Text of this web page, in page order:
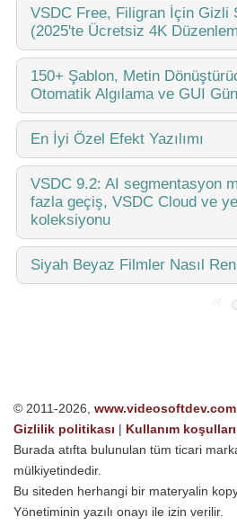
Bu tatil sezonu, VSDC Video
güncellemesiyle yeni başlangıçları
bildirimlerinizi dinledik ve en
odaklanmaya karar verdik—tüm...
VSDC Free, Filigran İçin Gizli
(2025'te Ücretsiz 4K
Merhaba, ben Mattea Wharton,
videografçısıyım. Üç yıl boyunca
kimlikleri (filigran) basan video
ki VSDC'yi bulana...
150+ Şablon, Metin
Otomatik Algılama ve GUI
Değişim, gelişim demektir ve bu
bildirimleri olmadan mümkün
titizlikle değerlendirdik ve
iyileştirmek için birkaç...
En İyi Özel Efekt Yazılımı
Giriş 2024 yılında görsel efekt
derece çeşitli ve en iyi seçenekleri
zorlaşıyor. Projelerinize orijinallik
en iyi...
VSDC 9.2: AI segmentasyon
fazla geçiş, VSDC Cloud ve
koleksiyonu
VSDC 9.2 burada ve hassas nesne
düzeltme ve videolarınızı
sağlayan yeni AI destekli
Siyah Beyaz Filmler Nasıl
Klasik siyah beyaz filmlerin hayranı
yapımcısı da aynı şeyi düşünmüş
© 2011-2026, www.videosoftdev.com
Gizlilik politikası | Kullanım koşulları
Burada atıfta bulunulan tüm ticari
mülkiyetindedir.
Bu siteden herhangi bir materyalin
Yönetiminin yazılı onayı ile izin verilir.